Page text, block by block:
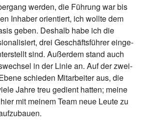
wer­den, die Füh­rung war bis
In­ha­ber ori­en­tiert, ich woll­te dem
ge­ben. Des­halb habe ich die
drei Ge­schäfts­füh­rer ein­ge­
sind. Au­ßer­dem stand auch
in der Li­nie an. Auf der zwei­
schie­den Mit­ar­bei­ter aus, die
Jah­re treu ge­dient hat­ten; mei­ne
mit mei­nem Team neue Leu­te zu